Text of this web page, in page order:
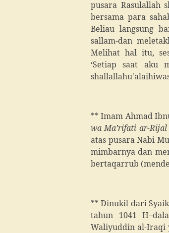
pusara Rasulallah
bersama para
Beliau langsung
sallam-dan
Melihat hal itu,
‘Setiap saat aku
** Imam Ahmad
wa Ma’rifati ar-Rijal
atas pusara Nabi
mimbarnya dan
bertaqarrub
** Dinukil dari
tahun 1041
Waliyuddin al-Iraqi